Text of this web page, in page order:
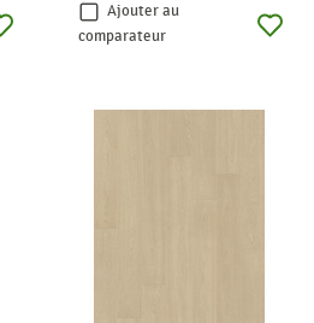
Ajouter au
comparateur